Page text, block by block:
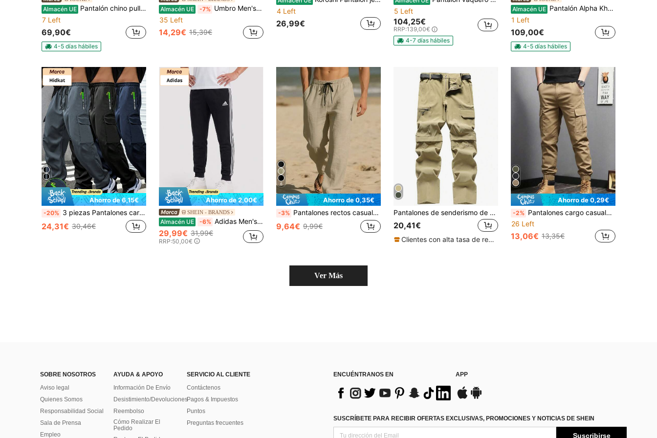
Almacén UE Pantalón chino pull on comfort Pepe Jeans para hombre en color beige. Elegancia casual y comodidad excepcional se unen en este pantalón con diseño pull on y cintura elástica para ajuste perfecto. Confeccionado con mezcla de algodón de alta calidad, su suavidad al tacto y durabilidad lo hacen ideal para cualquier ocasión informal. ✅Entrega 24/48h (España peninsular)
7 Left
69,90€
4-5 días hábiles
Almacén UE -7% Umbro Men's Outdoor Pants Classic Fit Easy To Match Soft Training Daily Outdoor Grey 66541U-KIT
35 Left
14,29€ 15,39€
4 Left
26,99€
5 Left
104,25€
RRP:139,00€
4-7 días hábiles
Almacén UE Pantalón Alpha Khaki 360 Dockers para hombre en color beige. Confeccionado en algodón 92% y elastano 8%, este pantalón ofrece comodidad y durabilidad gracias a su tecnología elástica en cuatro direcciones y bolsillos ocultos. Una prenda ideal para el día a día. ✅Entrega 24/48h (España peninsular).
1 Left
109,00€
4-5 días hábiles
Ahorro de 6,15€
-20% 3 piezas Pantalones cargo ligeros para hombres con cintura elástica con cordón, bolsillos con cremallera, transpirables, adecuados para uso al aire libre y casual, con detalles neón para deportes de primavera
24,31€ 30,46€
Ahorro de 2,00€
SHEIN - BRANDS
Almacén UE -6% Adidas Men's Outdoor Pants Easy To Match Soft Stretchy Gym Travel Sports Black HA4337
29,99€ 31,99€
RRP:50,00€
6
Ahorro de 0,35€
-3% Pantalones rectos casuales, sueltos, transpirables y de secado rápido para hombres, para deportes al aire libre, verano
9,64€ 9,99€
Pantalones de senderismo de secado rápido para hombre, primavera/verano, ligeros, frescos y cómodos, diseño de cremallera de dos secciones en las rodillas para ser desmontables, 1 pieza, regalo del Día del Padre, regalo para hombres, Día del Padre. El tamaño es ligeramente pequeño. Se recomienda pedir una talla talla grande grande.
20,41€
Clientes con alta tasa de repetición
Ahorro de 0,29€
-2% Pantalones cargo casuales para hombre para exteriores, pantalones 3/4 de un solo color con cordón y bolsillos múltiples, minimalistas y versátiles, con cintura elástica, adecuados como regalo para el esposo o novio en primavera y deportes
26 Left
13,06€ 13,35€
Ver Más
SOBRE NOSOTROS
Aviso legal
Quienes Somos
Responsabilidad Social
Sala de Prensa
Empleo
AYUDA & APOYO
Información De Envío
Desistimiento/Devoluciones
Reembolso
Cómo Realizar El
Pedido
SERVICIO AL CLIENTE
Contáctenos
Pagos & Impuestos
Puntos
Preguntas frecuentes
ENCUÉNTRANOS EN APP
SUSCRÍBETE PARA RECIBIR OFERTAS EXCLUSIVAS, PROMOCIONES Y NOTICIAS DE SHEIN
Suscribirse